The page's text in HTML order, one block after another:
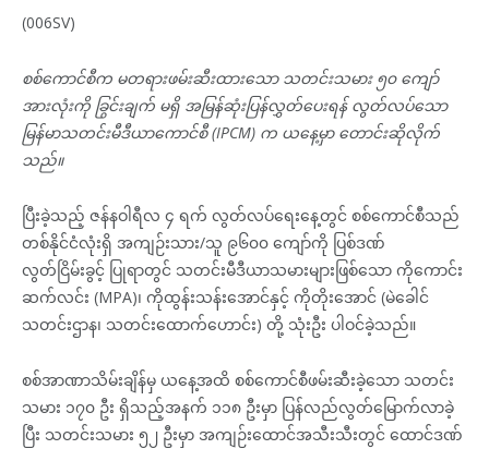
(006SV)
စစ်ကောင်စီက မတရားဖမ်းဆီးထားသော သတင်းသမား ၅၀ ကျော်
အားလုံးကို ခြွင်းချက် မရှိ အမြန်ဆုံးပြန်လွှတ်ပေးရန် လွတ်လပ်သော
မြန်မာသတင်းမီဒီယာကောင်စီ (IPCM) က ယနေ့မှာ တောင်းဆိုလိုက်
သည်။
ပြီးခဲ့သည့် ဇန်နဝါရီလ ၄ ရက် လွတ်လပ်ရေးနေ့တွင် စစ်ကောင်စီသည်
တစ်နိုင်ငံလုံးရှိ အကျဉ်းသား/သူ ၉၆၀၀ ကျော်ကို ပြစ်ဒဏ်
လွတ်ငြိမ်းခွင့် ပြုရာတွင် သတင်းမီဒီယာသမားများဖြစ်သော ကိုကောင်း
ဆက်လင်း (MPA)၊ ကိုထွန်းသန်းအောင်နှင့် ကိုတိုးအောင် (မဲခေါင်
သတင်းဌာန၊ သတင်းထောက်ဟောင်း) တို့ သုံးဦး ပါဝင်ခဲ့သည်။
စစ်အာဏာသိမ်းချိန်မှ ယနေ့အထိ စစ်ကောင်စီဖမ်းဆီးခဲ့သော သတင်း
သမား ၁၇၀ ဦး ရှိသည့်အနက် ၁၁၈ ဦးမှာ ပြန်လည်လွတ်မြောက်လာခဲ့
ပြီး သတင်းသမား ၅၂ ဦးမှာ အကျဉ်းထောင်အသီးသီးတွင် ထောင်ဒဏ်